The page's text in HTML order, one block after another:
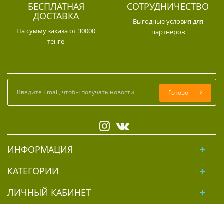
БЕСПЛАТНАЯ
ДОСТАВКА
На сумму заказа от 30000
тенге
СОТРУДНИЧЕСТВО
Выгодные условия для
партнеров
Готово
ИНФОРМАЦИЯ
КАТЕГОРИИ
ЛИЧНЫЙ КАБИНЕТ